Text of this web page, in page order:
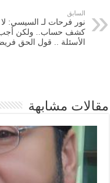
السابق
نور فرحات لـ السيسي: لا
كشف حساب.. ولكن
الأسئلة .. قول الحق
مقالات مشابهة